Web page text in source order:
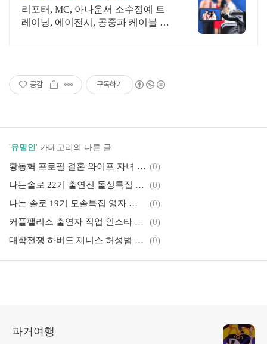
리포터, MC, 아나운서 소수정예 트
레이닝, 에이전시, 공중파 케이블 오
공감 구독하기
'유명인' 카테고리의 다른 글
황동혁 프로필 결혼 와이프 자녀 수입 군대 가족 서울대 아내 인스타그램 부인 수익 (0)
나는솔로 22기 출연진 돌싱특집 옥순 영숙 상철 순자 경수 정희 영철 영수 정숙 현숙 직업 인스타
(0)
나는 솔로 19기 모솔특집 영자 영수 옥순 정숙 영숙 순자 영철 상철 직업 인스타그램
(0)
커플팰리스 출연자 직업 인스타 45번 33번 44번 6번 기욤 퓨어디 유튜버 여자 프로필
(0)
대학전쟁 하버드 제니스 허성범 정현빈 송현석 서울대 카이스트 순위 우승팀 인스타
(0)
과거여행